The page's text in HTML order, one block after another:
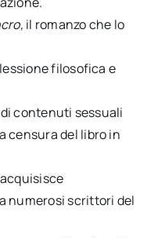
il romanzo che lo
filosofica e
contenuti sessuali
censura del libro in
numerosi scrittori del